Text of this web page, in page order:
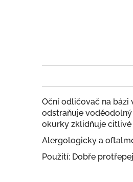
Oční odličovač na bázi
odstraňuje voděodolný
okurky zklidňuje
Alergologicky a
Použití: Dobře